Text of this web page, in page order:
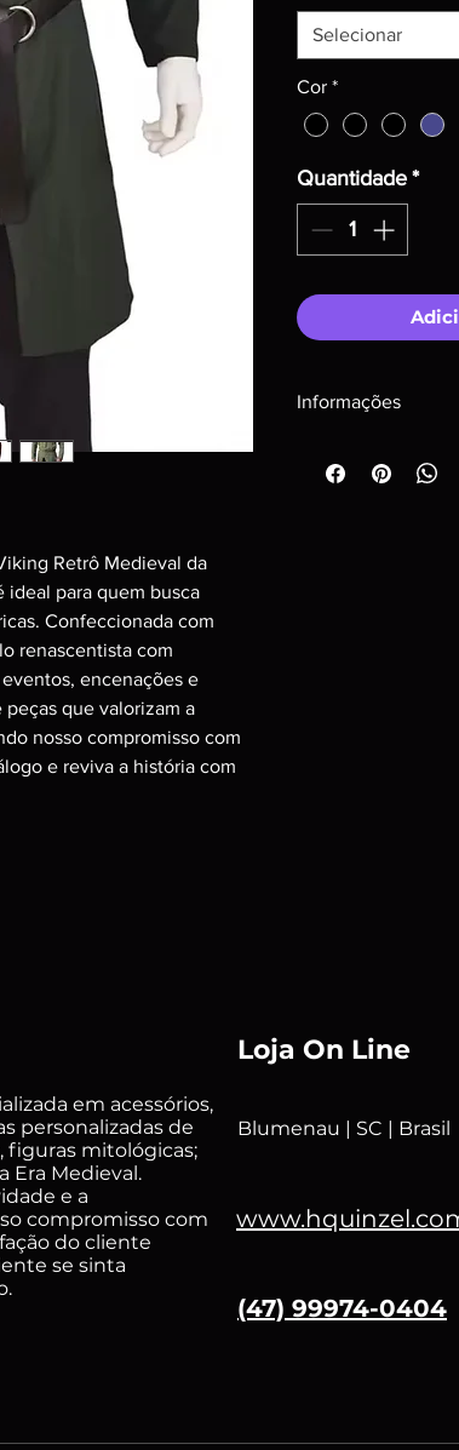
Retrô Medieval da
ideal para quem busca
Confeccionada com
renascentista com
encenações e
que valorizam a
nosso compromisso com
e reviva a história com
Selecionar
Cor *
Quantidade *
Informações
medidas que você
em acessórios,
personalizadas de
figuras mitológicas;
Era Medieval.
e a
compromisso com
do cliente
se sinta
Loja On Line
Blumenau | SC | Brasil
(47) 99974-0404